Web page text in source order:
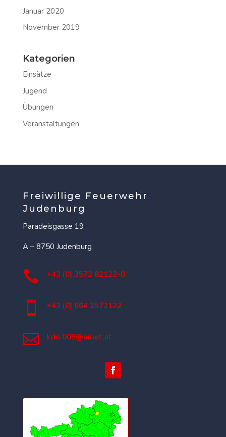
Januar 2020
November 2019
Kategorien
Einsätze
Jugend
Übungen
Veranstaltungen
Freiwillige Feuerwehr
Judenburg
Paradeisgasse 19
A – 8750 Judenburg
 +43 (0) 3572 82122-0
 +43 (0) 664 3572122
 kdo.009@ainet.at